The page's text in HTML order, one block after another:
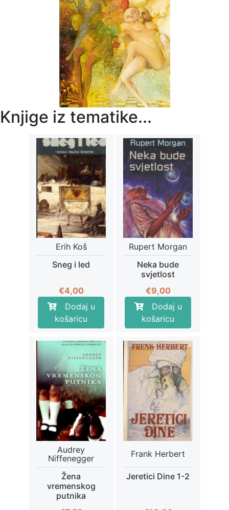
Knjige iz tematike...
Erih Koš
Sneg i led
€4,00
Dodaj u
košaricu
Rupert Morgan
Neka bude
svjetlost
€9,00
Dodaj u
košaricu
Audrey
Niffenegger
Žena
vremenskog
putnika
Frank Herbert
Jeretici Dine 1-2